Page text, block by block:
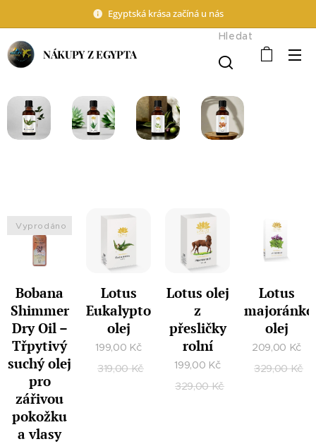
Egyptská krása začíná u nás
NÁKUPY Z EGYPTA
Hledat
Bobana
Shimmer
Dry Oil –
Třpytivý
suchý olej
pro
zářivou
pokožku
a vlasy
Vyprodáno
Lotus
Eukalyptový
olej
199,00 Kč
319,00Kč
Lotus olej
z
přesličky
rolní
199,00 Kč
329,00Kč
Lotus
olej
209,00 Kč
329,00Kč